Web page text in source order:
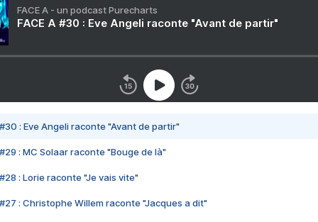
FACE A - un podcast Purecharts
FACE A #30 : Eve Angeli raconte "Avant de partir"
#30 : Eve Angeli raconte "Avant de partir"
#29 : MC Solaar raconte "Bouge de là"
#28 : Lorie raconte "Je vais vite"
#27 : Christophe Willem raconte "Jacques a dit"